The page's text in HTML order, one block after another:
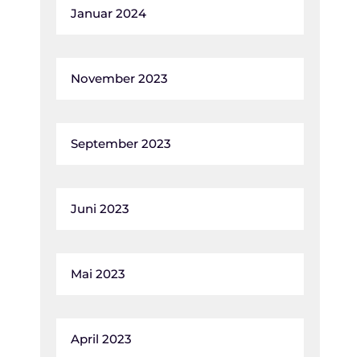
Januar 2024
November 2023
September 2023
Juni 2023
Mai 2023
April 2023